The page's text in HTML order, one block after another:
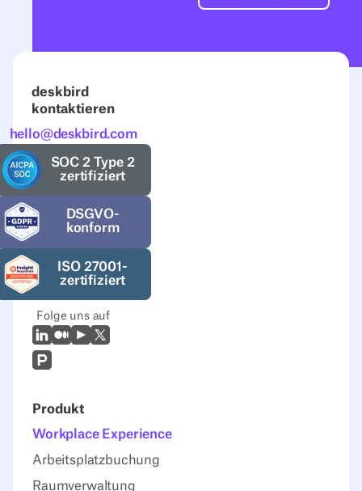
deskbird
kontaktieren
hello@deskbird.com
SOC 2 Type 2
zertifiziert
DSGVO-
konform
ISO 27001-
zertifiziert
Folge uns auf
LinkedIn
MittelYoutubeX (Twitter)
Prodcut Hunt
Produkt
Workplace Experience
Arbeitsplatzbuchung
Raumverwaltung